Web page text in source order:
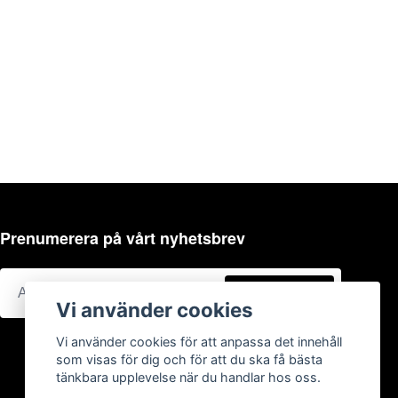
Prenumerera på vårt nyhetsbrev
Vi använder cookies
Vi använder cookies för att anpassa det innehåll
som visas för dig och för att du ska få bästa
tänkbara upplevelse när du handlar hos oss.